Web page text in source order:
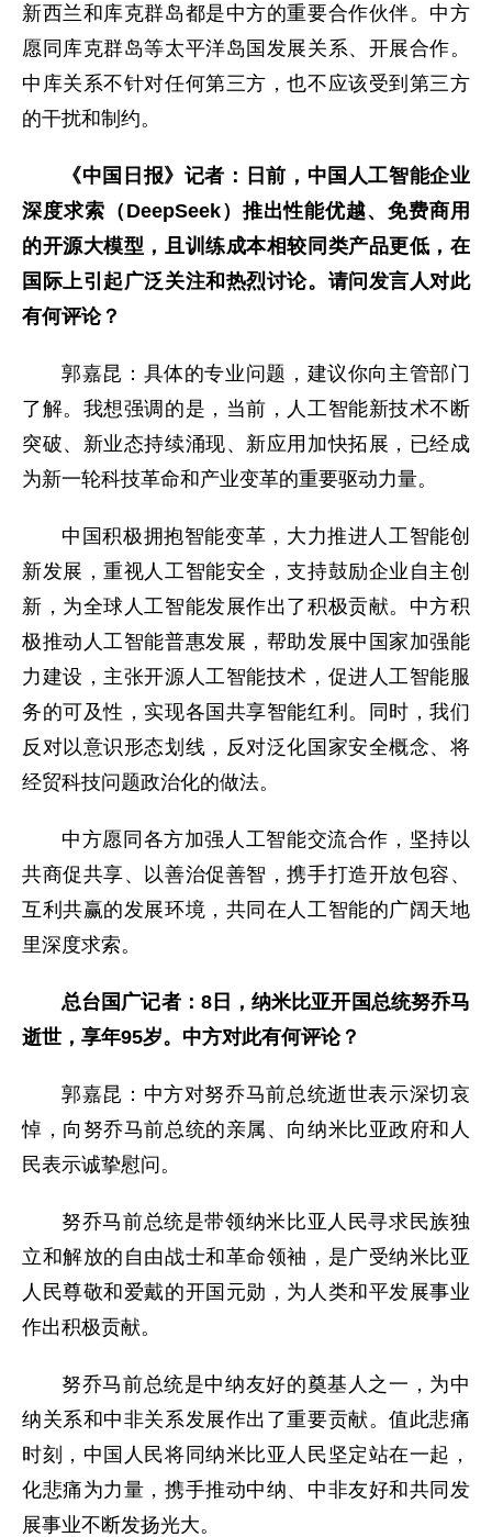
新西兰和库克群岛都是中方的重要合作伙伴。中方
愿同库克群岛等太平洋岛国发展关系、开展合作。
中库关系不针对任何第三方，也不应该受到第三方
的干扰和制约。
《中国日报》记者：日前，中国人工智能企业
深度求索（DeepSeek）推出性能优越、免费商用
的开源大模型，且训练成本相较同类产品更低，在
国际上引起广泛关注和热烈讨论。请问发言人对此
有何评论？
郭嘉昆：具体的专业问题，建议你向主管部门
了解。我想强调的是，当前，人工智能新技术不断
突破、新业态持续涌现、新应用加快拓展，已经成
为新一轮科技革命和产业变革的重要驱动力量。
中国积极拥抱智能变革，大力推进人工智能创
新发展，重视人工智能安全，支持鼓励企业自主创
新，为全球人工智能发展作出了积极贡献。中方积
极推动人工智能普惠发展，帮助发展中国家加强能
力建设，主张开源人工智能技术，促进人工智能服
务的可及性，实现各国共享智能红利。同时，我们
反对以意识形态划线，反对泛化国家安全概念、将
经贸科技问题政治化的做法。
中方愿同各方加强人工智能交流合作，坚持以
共商促共享、以善治促善智，携手打造开放包容、
互利共赢的发展环境，共同在人工智能的广阔天地
里深度求索。
总台国广记者：8日，纳米比亚开国总统努乔马
逝世，享年95岁。中方对此有何评论？
郭嘉昆：中方对努乔马前总统逝世表示深切哀
悼，向努乔马前总统的亲属、向纳米比亚政府和人
民表示诚挚慰问。
努乔马前总统是带领纳米比亚人民寻求民族独
立和解放的自由战士和革命领袖，是广受纳米比亚
人民尊敬和爱戴的开国元勋，为人类和平发展事业
作出积极贡献。
努乔马前总统是中纳友好的奠基人之一，为中
纳关系和中非关系发展作出了重要贡献。值此悲痛
时刻，中国人民将同纳米比亚人民坚定站在一起，
化悲痛为力量，携手推动中纳、中非友好和共同发
展事业不断发扬光大。